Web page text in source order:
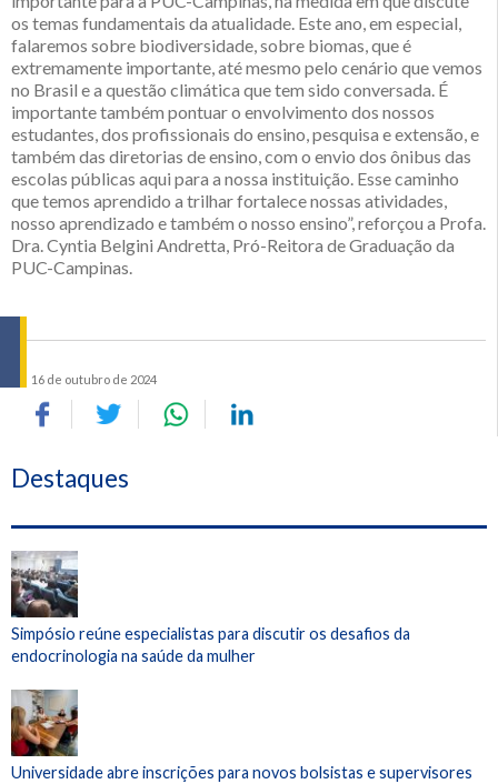
os temas fundamentais da atualidade. Este ano, em especial,
falaremos sobre biodiversidade, sobre biomas, que é
extremamente importante, até mesmo pelo cenário que vemos
no Brasil e a questão climática que tem sido conversada. É
importante também pontuar o envolvimento dos nossos
estudantes, dos profissionais do ensino, pesquisa e extensão, e
também das diretorias de ensino, com o envio dos ônibus das
escolas públicas aqui para a nossa instituição. Esse caminho
que temos aprendido a trilhar fortalece nossas atividades,
nosso aprendizado e também o nosso ensino”, reforçou a Profa.
Dra. Cyntia Belgini Andretta, Pró-Reitora de Graduação da
PUC-Campinas.
16 de outubro de 2024
Destaques
Simpósio reúne especialistas para discutir os desafios da
endocrinologia na saúde da mulher
Universidade abre inscrições para novos bolsistas e supervisores